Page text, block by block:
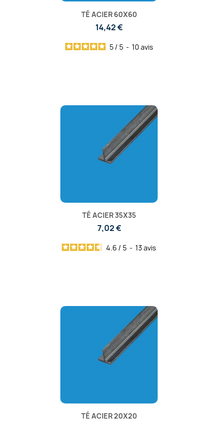
TÉ ACIER 60X60
14,42 €
5 / 5 - 10 avis
TÉ ACIER 35X35
7,02 €
4.6 / 5 - 13avis
TÉ ACIER 20X20